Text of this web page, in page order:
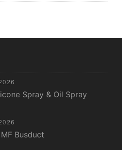
Spray & Oil Spray
Busduct